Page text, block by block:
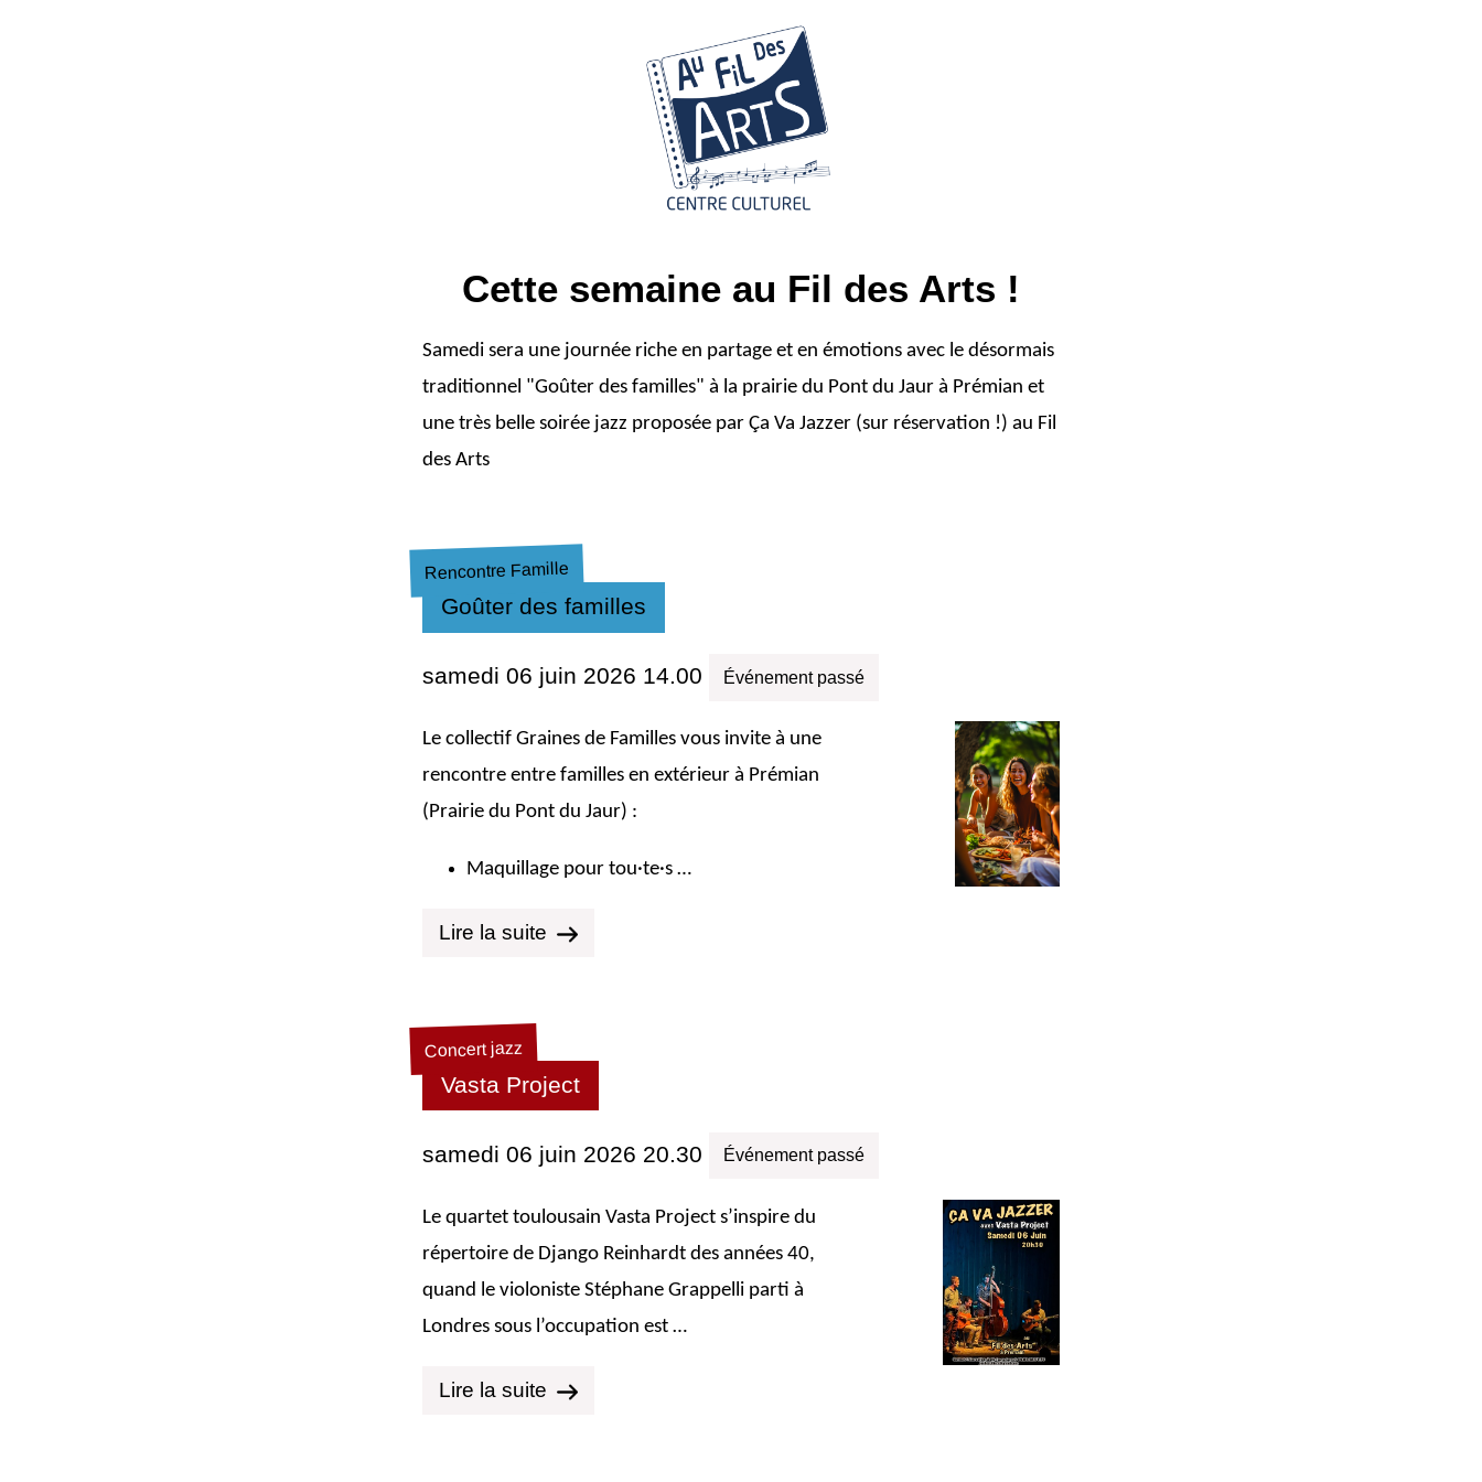
Cette semaine au Fil des Arts !
Samedi sera une journée riche en partage et en émotions avec le désormais
traditionnel "Goûter des familles" à la prairie du Pont du Jaur à Prémian et
une très belle soirée jazz proposée par Ça Va Jazzer (sur réservation !) au Fil
des Arts
Goûter des familles
Rencontre Famille
samedi 06 juin 2026 14.00 Événement passé
Le collectif Graines de Familles vous invite à une
rencontre entre familles en extérieur à Prémian
(Prairie du Pont du Jaur) :
Maquillage pour tou·te·s …
Lire la suite
Vasta Project
Concert jazz
samedi 06 juin 2026 20.30 Événement passé
Le quartet toulousain Vasta Project s’inspire du
répertoire de Django Reinhardt des années 40,
quand le violoniste Stéphane Grappelli parti à
Londres sous l’occupation est …
Lire la suite